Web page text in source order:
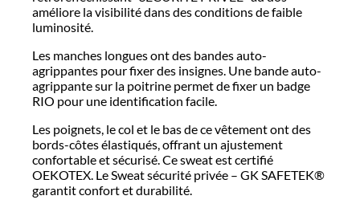
améliore la visibilité dans des conditions de faible
luminosité.
Les manches longues ont des bandes auto-
agrippantes pour fixer des insignes. Une bande auto-
agrippante sur la poitrine permet de fixer un badge
RIO pour une identification facile.
Les poignets, le col et le bas de ce vêtement ont des
bords-côtes élastiqués, offrant un ajustement
confortable et sécurisé. Ce sweat est certifié
OEKOTEX. Le Sweat sécurité privée – GK SAFETEK®
garantit confort et durabilité.